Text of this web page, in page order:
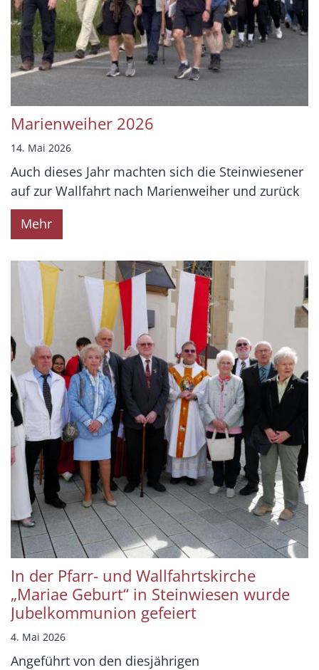
Marienweiher 2026
14. Mai 2026
Auch dieses Jahr machten sich die Steinwiesener
auf zur Wallfahrt nach Marienweiher und zurück
Mehr
In der Pfarr- und Wallfahrtskirche
„Mariae Geburt“ in Steinwiesen wurde
Jubelkommunion gefeiert
4. Mai 2026
Angeführt von den diesjährigen